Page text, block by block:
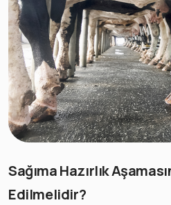
Sağıma Hazırlık
Edilmelidir?